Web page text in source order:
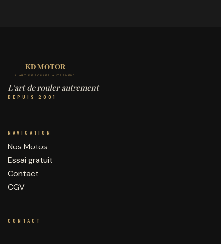
L'art de rouler autrement
DEPUIS 2001
NAVIGATION
Nos Motos
Essai gratuit
Contact
CGV
CONTACT